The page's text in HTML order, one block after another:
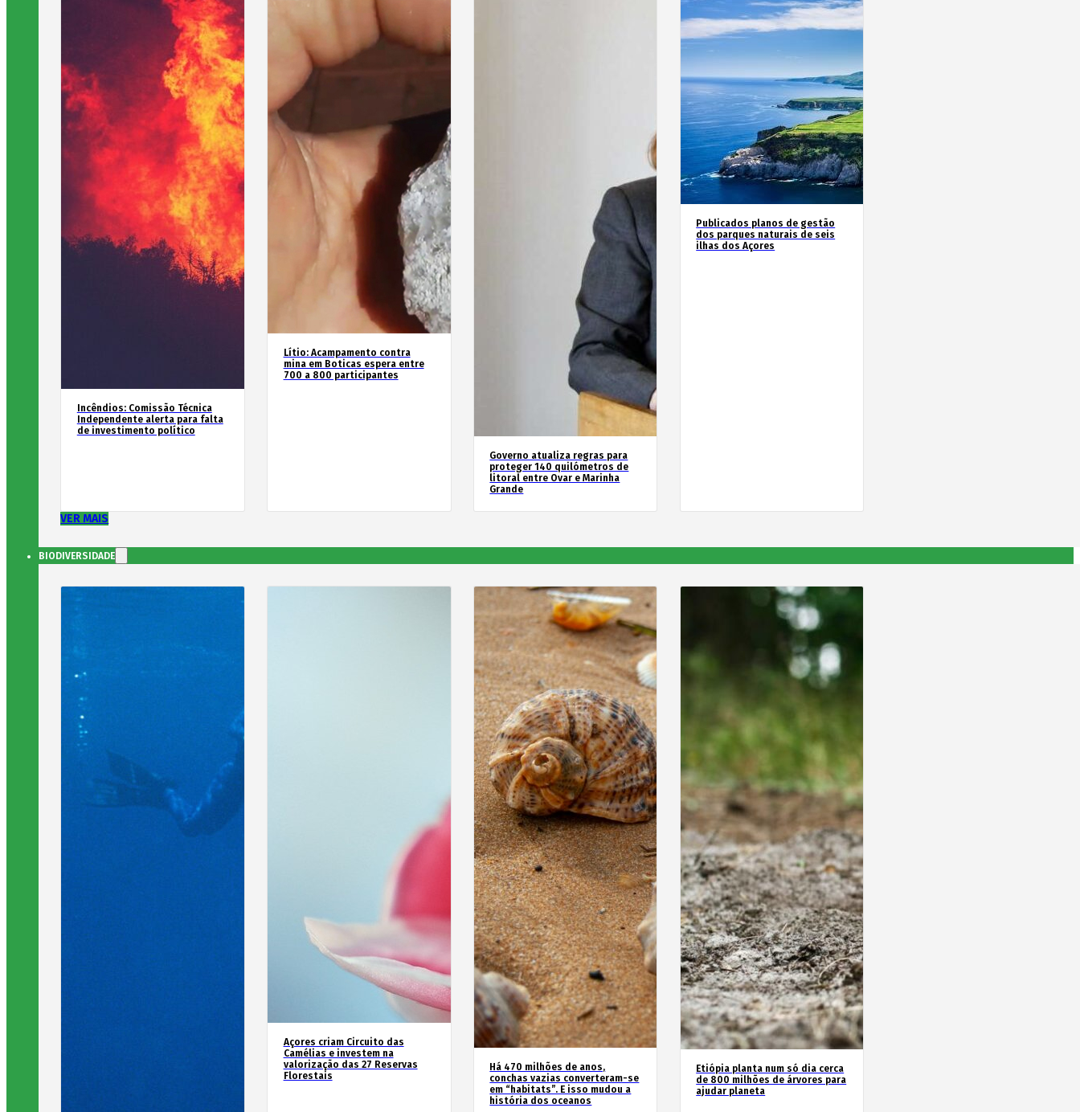
Incêndios: Comissão Técnica
Independente alerta para falta
de investimento político
Lítio: Acampamento contra
mina em Boticas espera entre
700 a 800 participantes
Governo atualiza regras para
proteger 140 quilómetros de
litoral entre Ovar e Marinha
Grande
Publicados planos de gestão
dos parques naturais de seis
ilhas dos Açores
VER MAIS
BIODIVERSIDADE
Açores criam Circuito das
Camélias e investem na
valorização das 27 Reservas
Florestais
Há 470 milhões de anos,
conchas vazias converteram-se
em “habitats”. E isso mudou a
história dos oceanos
Etiópia planta num só dia cerca
de 800 milhões de árvores para
ajudar planeta